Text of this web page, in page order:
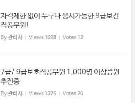
자격제한 없이 누구나 응시가능한 9급보건
직공무원!
By관리자 Views 1098 Votes 12
7급/ 9급보호직공무원 1,000명 이상증원
추진중
By관리자 Views 1376 Votes20